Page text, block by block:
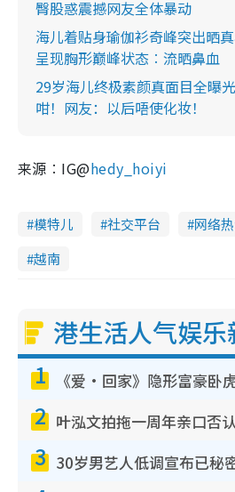
臀股惑震撼网友全体暴动
海儿着贴身瑜伽衫奇峰突出晒
呈现胸形巅峰状态︰流晒鼻血
29岁海儿终极素颜真面目全曝
咁！网友：以后唔使化妆！
来源︰IG@hedy_hoiyi
模特儿 社交平台 网络
越南
港生活人气娱乐
1
2
3